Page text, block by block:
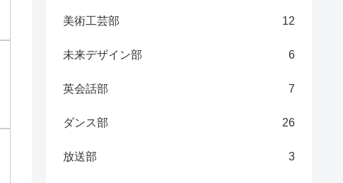
美術工芸部 12
未来デザイン部 6
英会話部 7
ダンス部 26
放送部 3